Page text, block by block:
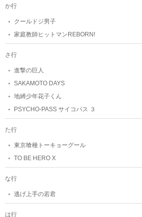
か行
クールドジ男子
家庭教師ヒットマンREBORN!
さ行
進撃の巨人
SAKAMOTO DAYS
地縛少年花子くん
PSYCHO-PASS サイコパス ３
た行
東京喰種トーキョーグール
TO BE HERO X
な行
逃げ上手の若君
は行